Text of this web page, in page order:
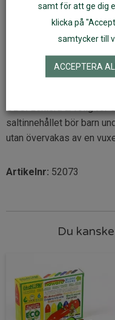
Tillverkning: Tyskland
högkvalitativa,
barn, framställda av
Uppfyller
OBS!Leklera är rolig för
saltinnehållet bör barn
utan övervakas av en
Artikelnr: 52073
Du
samt för att ge dig
klicka på
samtycker till
ACCEPTERA